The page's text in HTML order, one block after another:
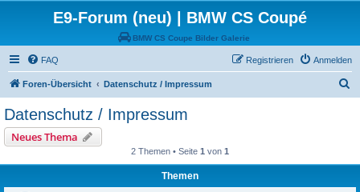
E9-Forum (neu) | BMW CS Coupé
BMW CS Coupe Bilder Galerie
FAQ Anmelden
Registrieren
Foren-Übersicht Datenschutz / Impressum
Datenschutz / Impressum
Neues Thema
2 Themen • Seite 1 von 1
Themen